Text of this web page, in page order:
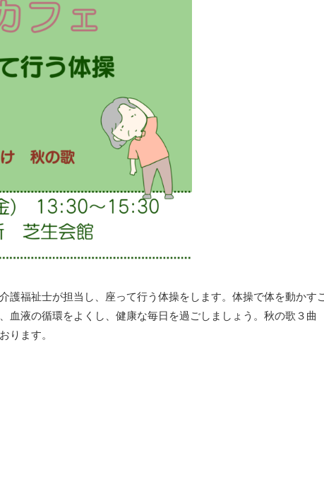
護福祉士が担当し、座って行う体操をします。体操で体を動かす
血液の循環をよくし、健康な毎日を過ごしましょう。秋の歌３曲
ります。